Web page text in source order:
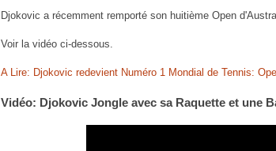
Djokovic a récemment remporté son huitième Open
Voir la vidéo ci-dessous.
A Lire: Djokovic redevient Numéro 1 Mondial de Tennis:
Vidéo: Djokovic Jongle avec sa Raquette et une